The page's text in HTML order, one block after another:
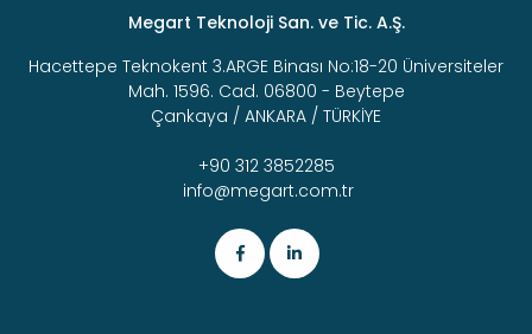
Megart Teknoloji San. ve Tic. A.Ş.
Hacettepe Teknokent 3.ARGE Binası No:18-20 Üniversiteler
Mah. 1596. Cad. 06800 - Beytepe
Çankaya / ANKARA / TÜRKİYE
+90 312 3852285
info@megart.com.tr